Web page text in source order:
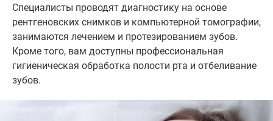
Специалисты проводят диагностику на основе
рентгеновских снимков и компьютерной томографии,
занимаются лечением и протезированием зубов.
Кроме того, вам доступны профессиональная
гигиеническая обработка полости рта и отбеливание
зубов.